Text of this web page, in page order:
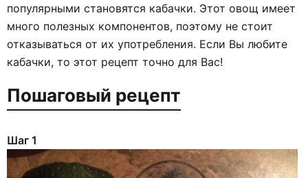
популярными становятся кабачки. Этот овощ имеет
много полезных компонентов, поэтому не стоит
отказываться от их употребления. Если Вы любите
кабачки, то этот рецепт точно для Вас!
Пошаговый рецепт
Шаг 1